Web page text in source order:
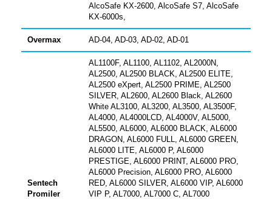
AlcoSafe KX-2600, AlcoSafe S7, AlcoSafe
KX-6000s,
Overmax AD-04, AD-03, AD-02, AD-01
Sentech
Promiler
AL1100F, AL1100, AL1102, AL2000N,
AL2500, AL2500 BLACK, AL2500 ELITE,
AL2500 eXpert, AL2500 PRIME, AL2500
SILVER, AL2600, AL2600 Black, AL2600
White AL3100, AL3200, AL3500, AL3500F,
AL4000, AL4000LCD, AL4000V, AL5000,
AL5500, AL6000, AL6000 BLACK, AL6000
DRAGON, AL6000 FULL, AL6000 GREEN,
AL6000 LITE, AL6000 P, AL6000
PRESTIGE, AL6000 PRINT, AL6000 PRO,
AL6000 Precision, AL6000 PRO, AL6000
RED, AL6000 SILVER, AL6000 VIP, AL6000
VIP P, AL7000, AL7000 C, AL7000